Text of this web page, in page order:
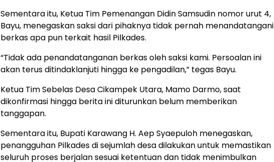
Sementara itu, Ketua Tim Pemenangan Didin Samsudin nomor urut 4,
Bayu, menegaskan saksi dari pihaknya tidak pernah menandatangani
berkas apa pun terkait hasil Pilkades.
“Tidak ada penandatanganan berkas oleh saksi kami. Persoalan ini
akan terus ditindaklanjuti hingga ke pengadilan,” tegas Bayu.
Ketua Tim Sebelas Desa Cikampek Utara, Mamo Darmo, saat
dikonfirmasi hingga berita ini diturunkan belum memberikan
tanggapan.
Sementara itu, Bupati Karawang H. Aep Syaepuloh menegaskan,
penangguhan Pilkades di sejumlah desa dilakukan untuk memastikan
seluruh proses berjalan sesuai ketentuan dan tidak menimbulkan